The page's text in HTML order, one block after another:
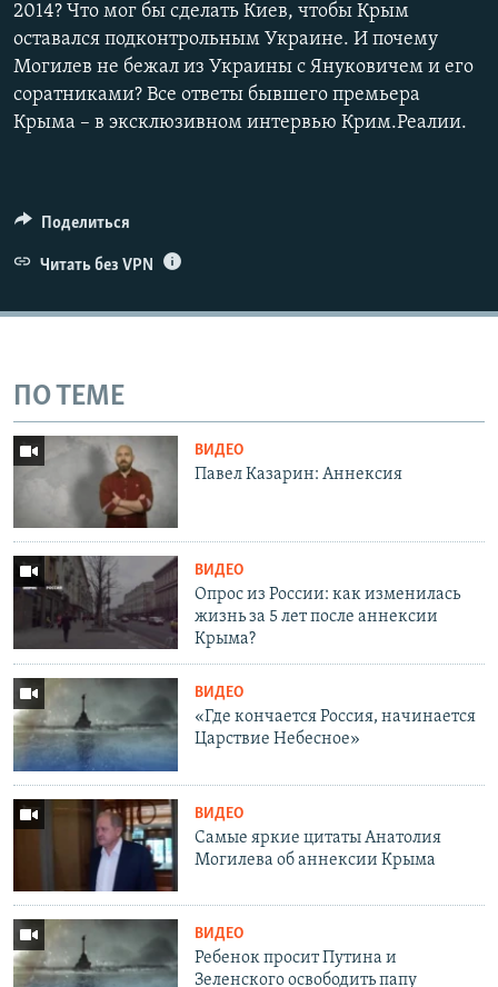
2014? Что мог бы сделать Киев, чтобы Крым
оставался подконтрольным Украине. И почему
Могилев не бежал из Украины с Януковичем и его
соратниками? Все ответы бывшего премьера
Крыма – в эксклюзивном интервью Крим.Реалии.
Поделиться
Читать без VPN
ПО ТЕМЕ
ВИДЕО
Павел Казарин: Аннексия
ВИДЕО
Опрос из России: как изменилась
жизнь за 5 лет после аннексии
Крыма?
ВИДЕО
«Где кончается Россия, начинается
Царствие Небесное»
ВИДЕО
Самые яркие цитаты Анатолия
Могилева об аннексии Крыма
ВИДЕО
Ребенок просит Путина и
Зеленского освободить папу